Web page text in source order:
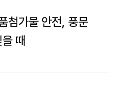
첨가물 안전, 풍문
때